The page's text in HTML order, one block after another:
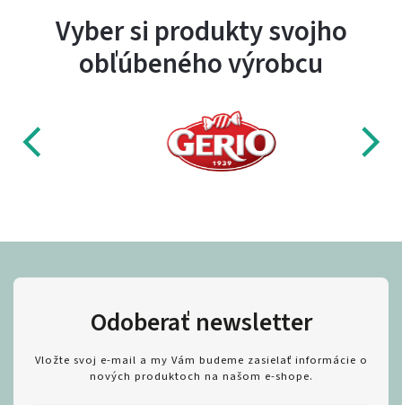
Vyber si produkty svojho
obľúbeného výrobcu
Odoberať newsletter
Vložte svoj e-mail a my Vám budeme zasielať informácie o
nových produktoch na našom e-shope.